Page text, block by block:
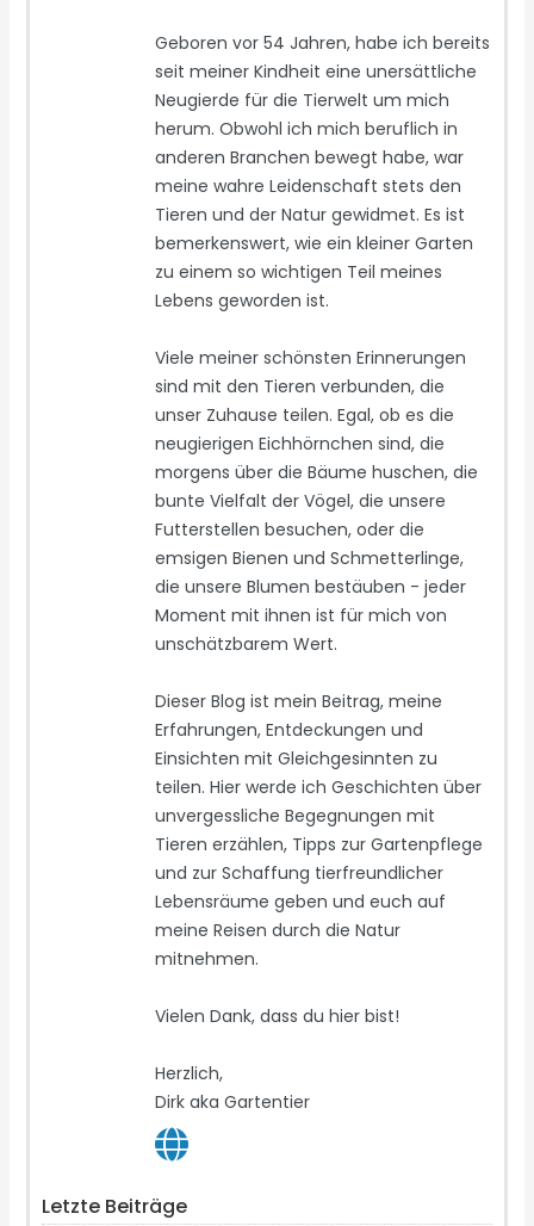
Geboren vor 54 Jahren, habe ich bereits
seit meiner Kindheit eine unersättliche
Neugierde für die Tierwelt um mich
herum. Obwohl ich mich beruflich in
anderen Branchen bewegt habe, war
meine wahre Leidenschaft stets den
Tieren und der Natur gewidmet. Es ist
bemerkenswert, wie ein kleiner Garten
zu einem so wichtigen Teil meines
Lebens geworden ist.
Viele meiner schönsten Erinnerungen
sind mit den Tieren verbunden, die
unser Zuhause teilen. Egal, ob es die
neugierigen Eichhörnchen sind, die
morgens über die Bäume huschen, die
bunte Vielfalt der Vögel, die unsere
Futterstellen besuchen, oder die
emsigen Bienen und Schmetterlinge,
die unsere Blumen bestäuben - jeder
Moment mit ihnen ist für mich von
unschätzbarem Wert.
Dieser Blog ist mein Beitrag, meine
Erfahrungen, Entdeckungen und
Einsichten mit Gleichgesinnten zu
teilen. Hier werde ich Geschichten über
unvergessliche Begegnungen mit
Tieren erzählen, Tipps zur Gartenpflege
und zur Schaffung tierfreundlicher
Lebensräume geben und euch auf
meine Reisen durch die Natur
mitnehmen.
Vielen Dank, dass du hier bist!
Herzlich,
Dirk aka Gartentier
Letzte Beiträge